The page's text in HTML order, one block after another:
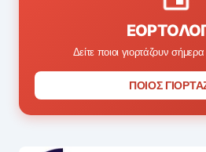
Δείτε ποιοι γιορτάζουν σήμερα
ΠΟΙΟΣ